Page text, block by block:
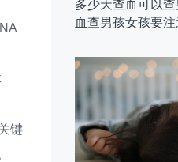
键
多少天查血可以
血查男孩女孩要注